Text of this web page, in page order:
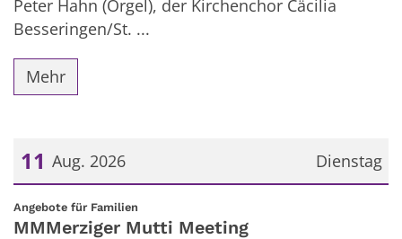
Peter Hahn (Orgel), der Kirchenchor Cäcilia
Besseringen/St. ...
Mehr
Dienstag
11 Aug. 2026
Datum: 11. August 2026
Angebote für Familien
MMMerziger Mutti Meeting